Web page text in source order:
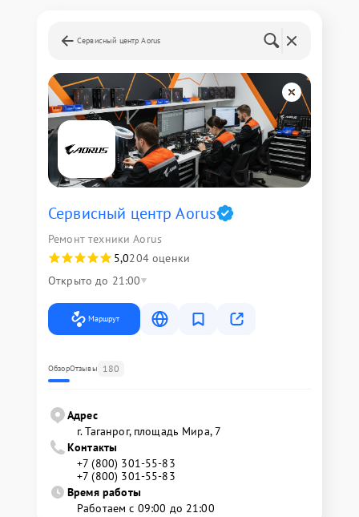
Сервисный центр Aorus
Сервисный центр Aorus
Ремонт техники Aorus
5,0204 оценки
Открыто до 21:00
Маршрут
ОбзорОтзывы 180
Адрес
г. Таганрог, площадь Мира, 7
Контакты
+7 (800) 301-55-83
+7 (800) 301-55-83
Время работы
Работаем с 09:00 до 21:00